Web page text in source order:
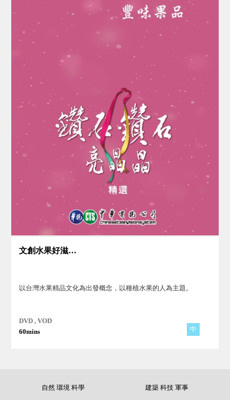
文創水果好滋味－豐味果品
以台灣水果精品文化為出發概念，以種植水果的人為主題。
DVD , VOD
60mins
中
自然 環境 科學 建築 科技 軍事